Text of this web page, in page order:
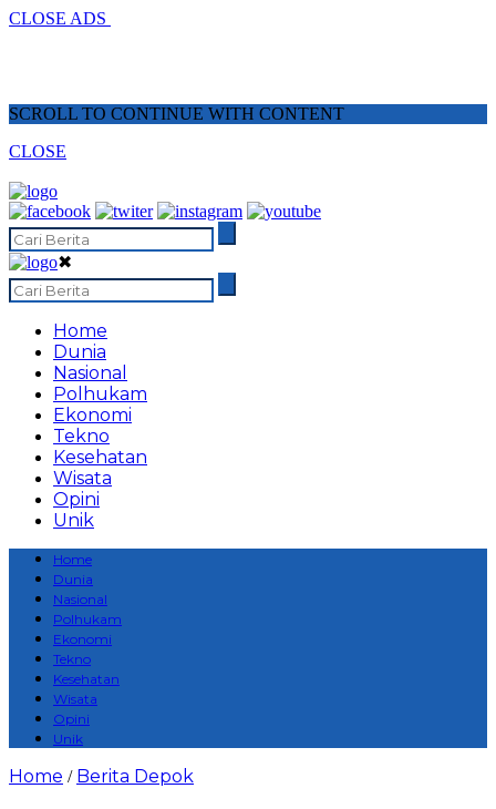
CLOSE ADS
SCROLL TO CONTINUE WITH CONTENT
CLOSE
✖
Home
Dunia
Nasional
Polhukam
Ekonomi
Tekno
Kesehatan
Wisata
Opini
Unik
Home
Dunia
Nasional
Polhukam
Ekonomi
Tekno
Kesehatan
Wisata
Opini
Unik
Home / Berita Depok